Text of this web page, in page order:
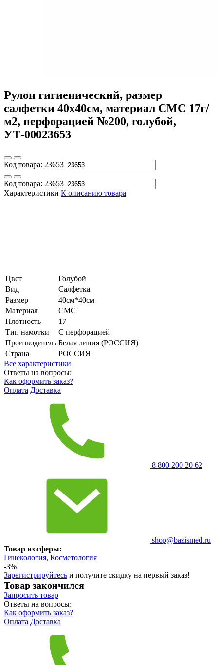
Рулон гигиенический, размер
салфетки 40х40см, материал СМС 17г/
м2, перфорацией №200, голубой,
УТ-00023653
Код товара: 23653
Код товара: 23653
Характеристики К описанию товара
Цвет
Голубой
Вид
Салфетка
Размер
40см*40см
Материал
СМС
Плотность
17
Тип намотки
С перфорацией
Производитель Белая линия (РОССИЯ)
Страна
РОССИЯ
Все характеристики
Ответы на вопросы:
Как оформить заказ?
Оплата Доставка
8 800 200 20 62
shop@bazismed.ru
Товар из сферы:
Гинекология, Косметология
-3%
Зарегистрируйтесь и получите скидку на первый заказ!
Товар закончился
Запросить товар
Ответы на вопросы:
Как оформить заказ?
Оплата Доставка